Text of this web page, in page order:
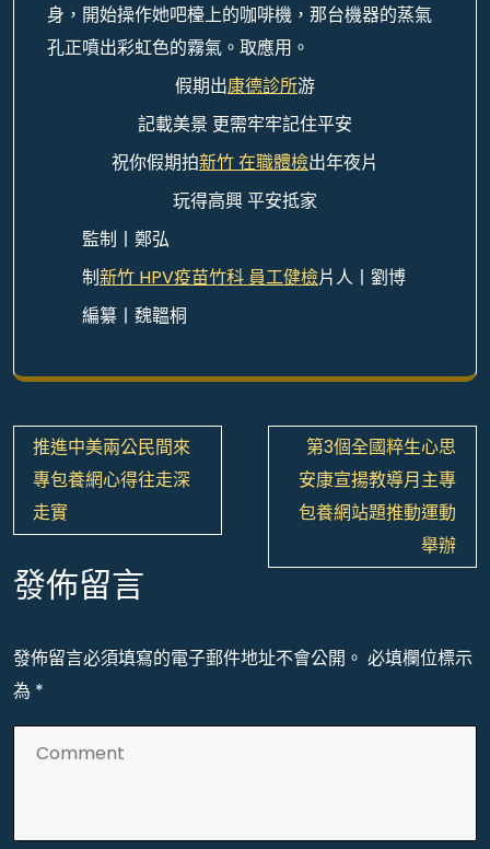
身，開始操作她吧檯上的咖啡機，那台機器的蒸氣
孔正噴出彩虹色的霧氣。取應用。
假期出康德診所游
記載美景 更需牢牢記住平安
祝你假期拍新竹 在職體檢出年夜片
玩得高興 平安抵家
監制丨鄭弘
制新竹 HPV疫苗竹科 員工健檢片人丨劉博
編纂丨魏韞桐
文
章
導
覽
推進中美兩公民間來
專包養網心得往走深
走實
第3個全國粹生心思
安康宣揚教導月主專
包養網站題推動運動
舉辦
發佈留言
發佈留言必須填寫的電子郵件地址不會公開。 必填欄位標示
為 *